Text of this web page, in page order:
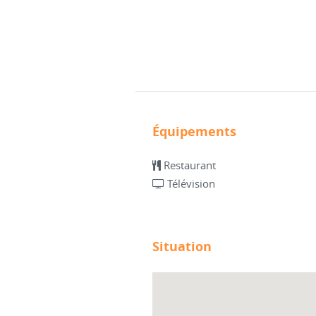
Équipements
Restaurant
Télévision
Situation